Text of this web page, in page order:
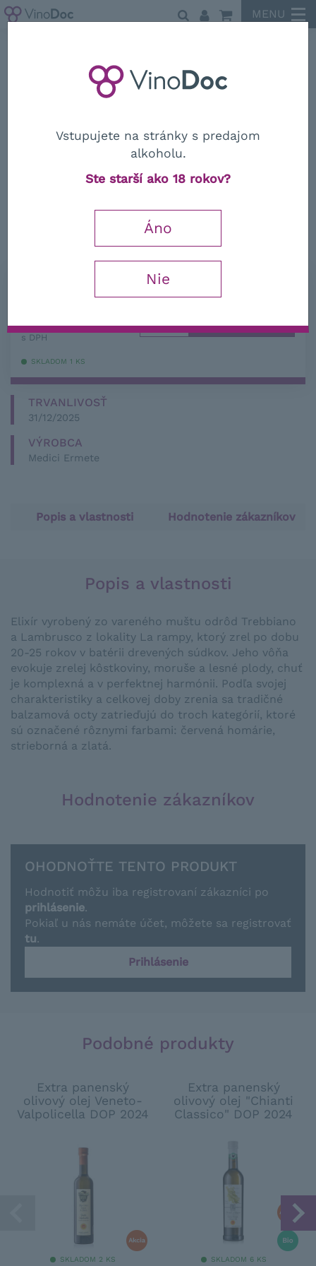
MENU
Olivové oleje a Balsamika
"Strieborná etiketa" Reggio Emilia
101,03€
s DPH
− +
SKLADOM 1 KS
TRVANLIVOSŤ
31/12/2025
VÝROBCA
Medici Ermete
Popis a vlastnosti Hodnotenie zákazníkov
Popis a vlastnosti
Elixír vyrobený zo vareného muštu odrôd Trebbiano
a Lambrusco z lokality La rampy, ktorý zrel po dobu
20-25 rokov v batérii drevených súdkov. Jeho vôňa
evokuje zrelej kôstkoviny, moruše a lesné plody, chuť
je komplexná a v perfektnej harmónii. Podľa svojej
charakteristiky a celkovej doby zrenia sa tradičné
balzamová octy zatrieďujú do troch kategórií, ktoré
sú označené rôznymi farbami: červená homárie,
strieborná a zlatá.
Hodnotenie zákazníkov
OHODNOŤTE TENTO PRODUKT
Hodnotiť môžu iba registrovaní zákazníci po
prihlásenie.
Pokiaľ u nás nemáte účet, môžete sa registrovať
tu.
Prihlásenie
Podobné produkty
Extra panenský
olivový olej Veneto-
Valpolicella DOP 2024
SKLADOM 2 KS
Extra panenský
olivový olej "Chianti
Classico" DOP 2024
SKLADOM 6 KS
Vstupujete na stránky s predajom
alkoholu.
Ste starší ako 18 rokov?
Áno
Nie